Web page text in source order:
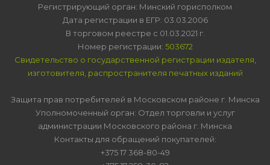
Регистрирующий орган: Минский горисполком
Дата регистрации в ЕГР: 03.03.2006
В торговом реестре с 01.03.2021 г.
Номер регистрации: 503672
Свидетельство о государственной регистрации издателя,
изготовителя, распространителя печатных изданий
Защита прав потребителей в Московском районе г. Минска
Уполномоченный орган: Отдел торговли и услуг
администрации Московского района г. Минска
Контакты для обращений покупателей:
+375 17 368-80-49